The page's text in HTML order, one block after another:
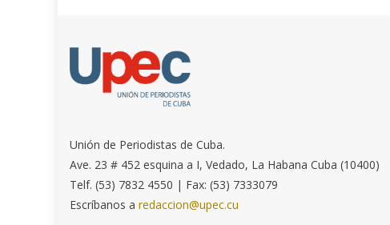
Unión de Periodistas de Cuba.
Ave. 23 # 452 esquina a I, Vedado, La Habana Cuba (10400)
Telf. (53) 7832 4550 | Fax: (53) 7333079
Escríbanos aredaccion@upec.cu